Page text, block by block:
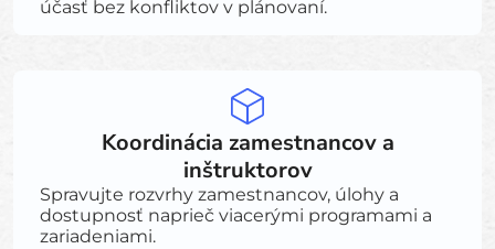
účasť bez konfliktov v plánovaní.
Koordinácia zamestnancov a
inštruktorov
Spravujte rozvrhy zamestnancov, úlohy a
dostupnosť naprieč viacerými programami a
zariadeniami.